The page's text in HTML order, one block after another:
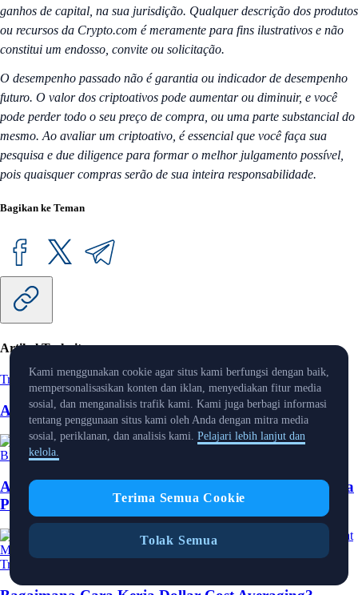
ganhos de capital, na sua jurisdição. Qualquer descrição dos produtos
ou recursos da Crypto.com é meramente para fins ilustrativos e não
constitui um endosso, convite ou solicitação.
O desempenho passado não é garantia ou indicador de desempenho
futuro. O valor dos criptoativos pode aumentar ou diminuir, e você
pode perder todo o seu preço de compra, ou uma parte substancial do
mesmo. Ao avaliar um criptoativo, é essencial que você faça sua
pesquisa e due diligence para formar o melhor julgamento possível,
pois quaisquer compras serão de sua inteira responsabilidade.
Bagikan ke Teman
Artikel Terkait
Trading-21 Oct 2025
Apa Itu Arbitrase dalam Perdagangan Kripto?
Bitcoin-20 Oct 2025
Apa Itu Penambangan Awan Kripto, dan Bagaimana
Pemula Dapat Memulainya?
Trading
Kami menggunakan cookie agar situs kami berfungsi dengan baik,
mempersonalisasikan konten dan iklan, menyediakan fitur media
sosial, dan menganalisis trafik kami. Kami juga berbagi informasi
tentang penggunaan situs kami oleh Anda dengan mitra media
sosial, periklanan, dan analisis kami. Pelajari lebih lanjut dan
kelola.
Terima Semua Cookie
Tolak Semua